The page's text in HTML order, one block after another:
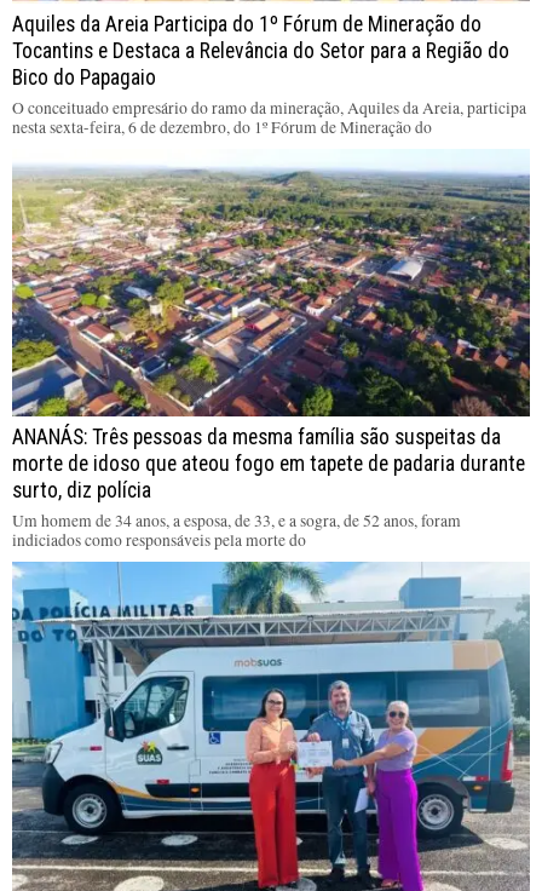
Aquiles da Areia Participa do 1º Fórum de Mineração do
Tocantins e Destaca a Relevância do Setor para a Região do
Bico do Papagaio
O conceituado empresário do ramo da mineração, Aquiles da Areia, participa
nesta sexta-feira, 6 de dezembro, do 1º Fórum de Mineração do
ANANÁS: Três pessoas da mesma família são suspeitas da
morte de idoso que ateou fogo em tapete de padaria durante
surto, diz polícia
Um homem de 34 anos, a esposa, de 33, e a sogra, de 52 anos, foram
indiciados como responsáveis pela morte do